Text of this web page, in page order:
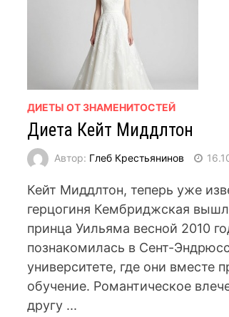
ДИЕТЫ ОТ ЗНАМЕНИТОСТЕЙ
Диета Кейт Миддлтон
Автор: Глеб Крестьянинов
Кейт Миддлтон, теперь уже
герцогиня Кембриджская
принца Уильяма весной 2010
познакомилась в Сент-
университете, где они вместе
обучение. Романтическое
другу ...